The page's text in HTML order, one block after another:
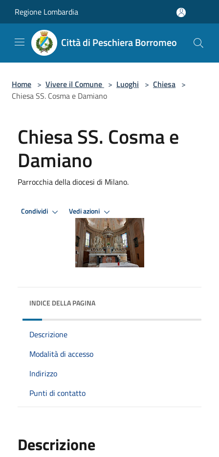
Regione Lombardia
Città di Peschiera Borromeo
Home > Vivere il Comune > Luoghi > Chiesa >
Chiesa SS. Cosma e Damiano
Chiesa SS. Cosma e
Damiano
Parrocchia della diocesi di Milano.
Condividi Vedi azioni
INDICE DELLA PAGINA
Descrizione
Modalità di accesso
Indirizzo
Punti di contatto
Descrizione